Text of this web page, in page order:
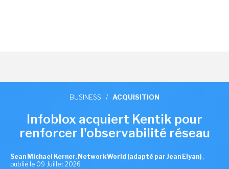
BUSINESS / ACQUISITION
Infoblox acquiert Kentik pour
renforcer l'observabilité réseau
Sean Michael Kerner, NetworkWorld (adapté par Jean Elyan) ,
publié le 09 Juillet 2026